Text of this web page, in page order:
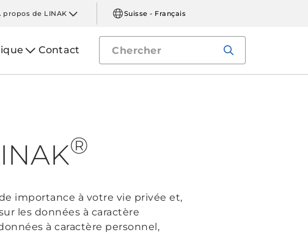
propos de LINAK Suisse - Français
Contact
®
importance à votre vie privée et,
les données à caractère
à caractère personnel,